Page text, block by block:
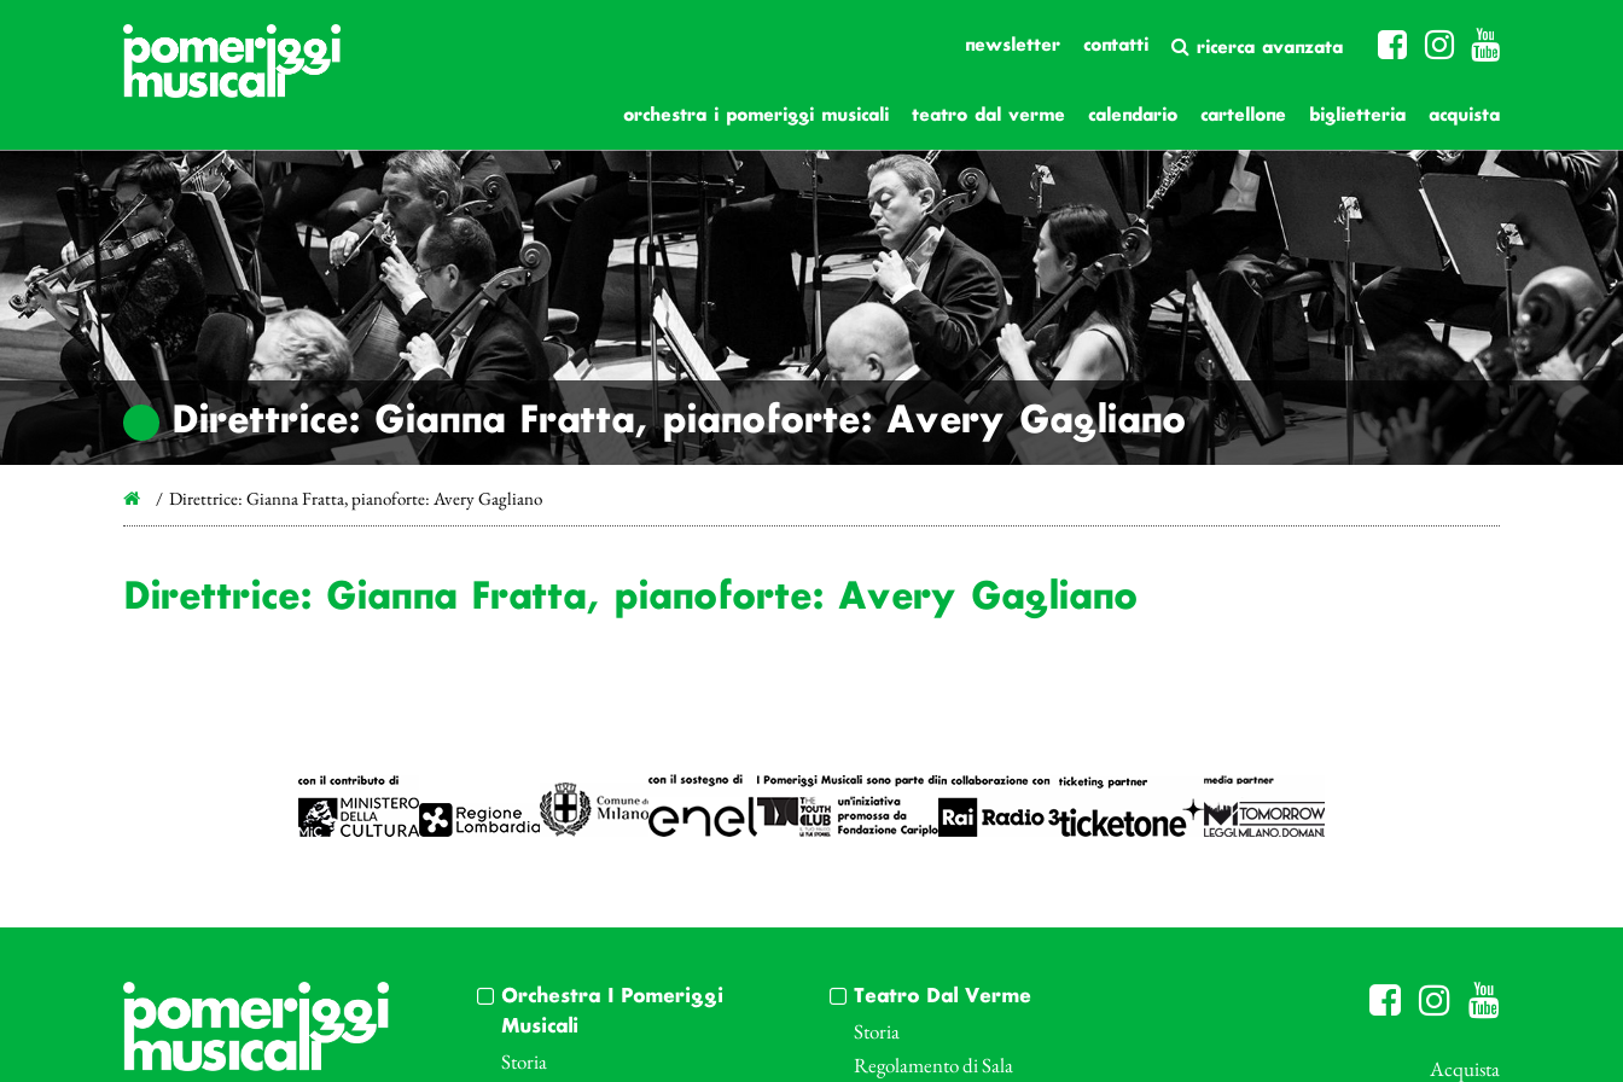
newsletter contatti ricerca avanzata
orchestra i pomeriggi musicali teatro dal verme calendario cartellone biglietteria acquista
Direttrice: Gianna Fratta, pianoforte: Avery Gagliano
Direttrice: Gianna Fratta, pianoforte: Avery Gagliano
Direttrice: Gianna Fratta, pianoforte: Avery Gagliano
Orchestra I Pomeriggi
Musicali
Storia
Teatro Dal Verme
Storia
Regolamento di Sala
Acquista